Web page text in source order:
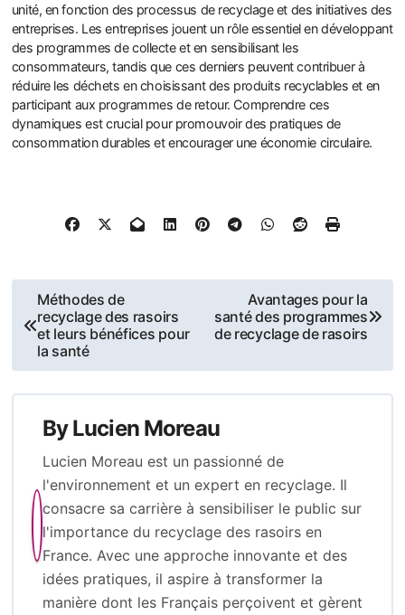
unité, en fonction des processus de recyclage et des initiatives des
entreprises. Les entreprises jouent un rôle essentiel en développant
des programmes de collecte et en sensibilisant les
consommateurs, tandis que ces derniers peuvent contribuer à
réduire les déchets en choisissant des produits recyclables et en
participant aux programmes de retour. Comprendre ces
dynamiques est crucial pour promouvoir des pratiques de
consommation durables et encourager une économie circulaire.
Post
navigation
Méthodes de
recyclage des rasoirs
et leurs bénéfices pour
la santé
Avantages pour la
santé des programmes
de recyclage de rasoirs
ByLucien Moreau
Lucien Moreau est un passionné de
l'environnement et un expert en recyclage. Il
consacre sa carrière à sensibiliser le public sur
l'importance du recyclage des rasoirs en
France. Avec une approche innovante et des
idées pratiques, il aspire à transformer la
manière dont les Français perçoivent et gèrent